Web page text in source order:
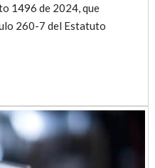
1496 de 2024, que
260-7 del Estatuto